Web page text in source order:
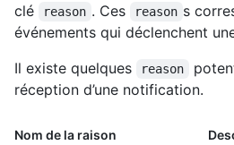
clé
reason . Ces reason s
événements qui déclenchent
Il existe quelques
reason
réception d’une notification.
Nom de la raison